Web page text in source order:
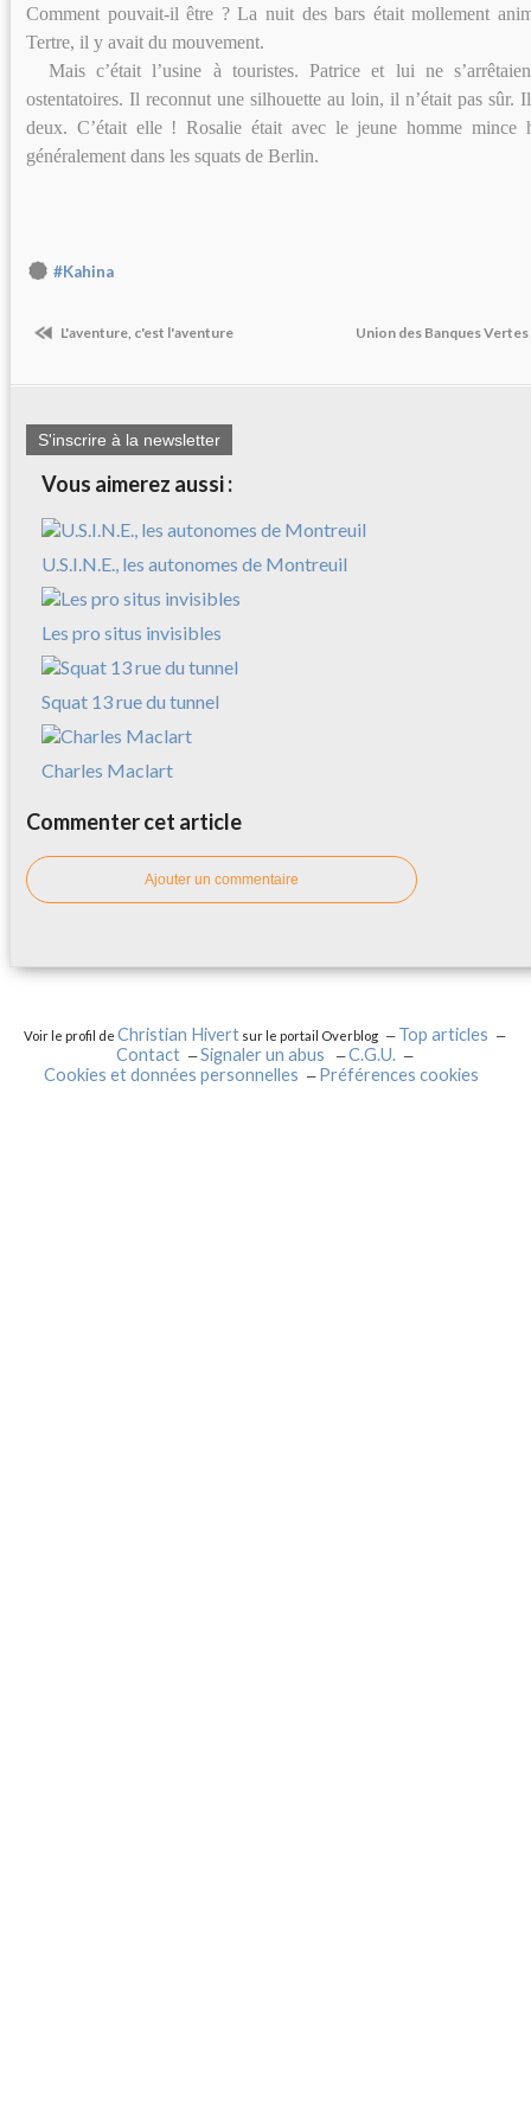
Comment pouvait-il être ? La nuit des bars était mollement
Tertre, il y avait du mouvement.
Mais c’était l’usine à touristes. Patrice et lui ne
ostentatoires. Il reconnut une silhouette au loin, il n’était pas sûr.
deux. C’était elle ! Rosalie était avec le jeune homme
généralement dans les squats de Berlin.
#Kahina
L'aventure, c'est l'aventure Union des Banques
S'inscrire à la newsletter
Vous aimerez aussi :
U.S.I.N.E., les autonomes de Montreuil
Les pro situs invisibles
Squat 13 rue du tunnel
Charles Maclart
Commenter cet article
Ajouter un commentaire
Voir le profil deChristian Hivert sur le portail Overblog
Top articles
Contact
Signaler un abus
C.G.U.
Cookies et données personnelles
Préférences cookies